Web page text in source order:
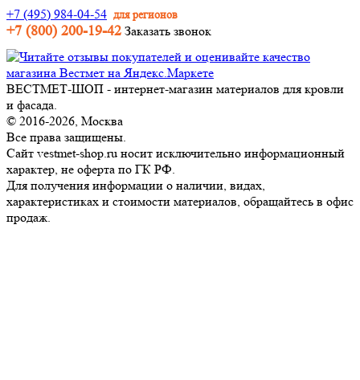
+7 (495) 984-04-54 для регионов
+7 (800) 200-19-42 Заказать звонок
ВЕСТМЕТ-ШОП - интернет-магазин материалов для кровли
и фасада.
© 2016-2026, Москва
Все права защищены.
Сайт vestmet-shop.ru носит исключительно информационный
характер, не оферта по ГК РФ.
Для получения информации о наличии, видах,
характеристиках и стоимости материалов, обращайтесь в офис
продаж.